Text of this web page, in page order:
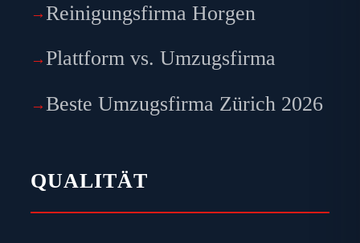
Reinigungsfirma Horgen
Plattform vs. Umzugsfirma
Beste Umzugsfirma Zürich 2026
QUALITÄT